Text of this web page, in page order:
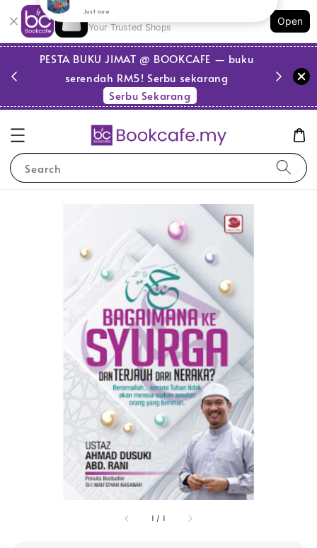
Shopping: Track Your Order
Your Trusted Shops
Open
PESTA BUKU JIMAT @ BOOKCAFE — buku
serendah RM5! Serbu sekarang
Serbu Sekarang
Search
1 / 1